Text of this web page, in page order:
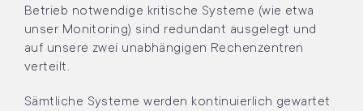
Betrieb notwendige kritische Systeme (wie etwa
unser Monitoring) sind redundant ausgelegt und
auf unsere zwei unabhängigen Rechenzentren
verteilt.
Sämtliche Systeme werden kontinuierlich gewartet